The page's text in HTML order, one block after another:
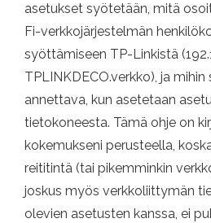
asetukset syötetään, mitä
Fi-verkkojärjestelmän
syöttämiseen TP-Linkistä
TPLINKDECO.verkko), ja mihin
annettava, kun asetetaan
tietokoneesta. Tämä ohje on
kokemukseni perusteella,
reititintä (tai pikemminkin
joskus myös verkkoliittymän
olevien asetusten kanssa, ei